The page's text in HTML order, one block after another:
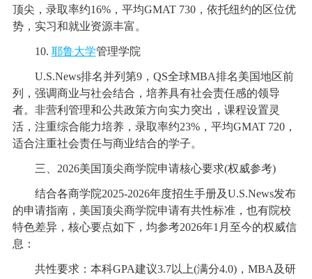
顶尖，录取率约16%，平均GMAT 730，依托纽约的区位优
势，实习和就业资源丰富。
10. 耶鲁大学管理学院
U.S.News排名并列第9，QS全球MBA排名美国地区前
列，强调商业与社会结合，培养具有社会责任感的领导
者。非营利管理和公共政策方向实力突出，课程设置灵
活，注重综合能力培养，录取率约23%，平均GMAT 720，
适合注重社会责任与商业结合的学子。
三、2026美国顶尖商学院申请核心要求(权威参考)
结合各商学院2025-2026年度招生手册及U.S.News发布
的申请指南，美国顶尖商学院申请有共性标准，也有院校
特色差异，核心要点如下，均参考2026年1月至今的权威信
息：
共性要求：本科GPA建议3.7以上(满分4.0)，MBA及研